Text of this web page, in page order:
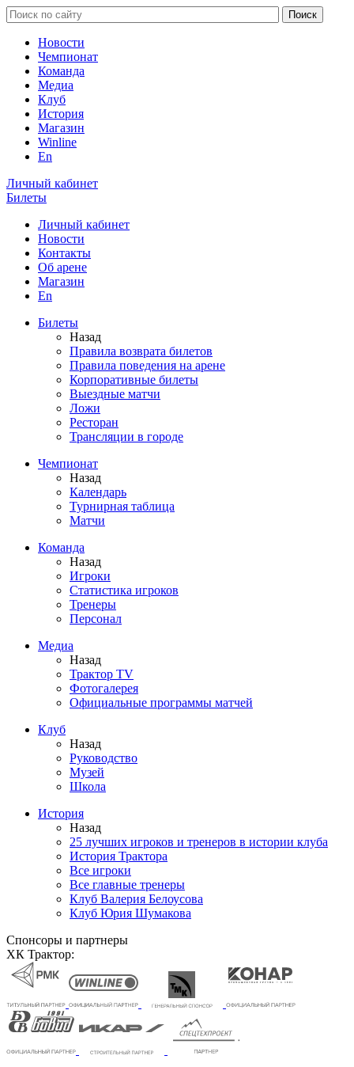
Новости
Чемпионат
Команда
Медиа
Клуб
История
Магазин
Winline
En
Личный кабинет
Билеты
Личный кабинет
Новости
Контакты
Об арене
Магазин
En
Билеты
Назад
Правила возврата билетов
Правила поведения на арене
Корпоративные билеты
Выездные матчи
Ложи
Ресторан
Трансляции в городе
Чемпионат
Назад
Календарь
Турнирная таблица
Матчи
Команда
Назад
Игроки
Статистика игроков
Тренеры
Персонал
Медиа
Назад
Трактор TV
Фотогалерея
Официальные программы матчей
Клуб
Назад
Руководство
Музей
Школа
История
Назад
25 лучших игроков и тренеров в истории клуба
История Трактора
Все игроки
Все главные тренеры
Клуб Валерия Белоусова
Клуб Юрия Шумакова
Спонсоры и партнеры
ХК Трактор: